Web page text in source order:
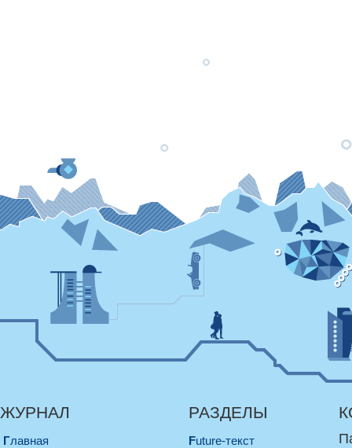
ЖУРНАЛ
Главная
РАЗДЕЛЫ
Future-текст